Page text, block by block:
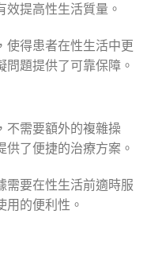
提高性生活質量。
使得患者在性生活中更
題提供了可靠保障。
不需要額外的複雜操
了便捷的治療方案。
需要在性生活前適時服
用的便利性。